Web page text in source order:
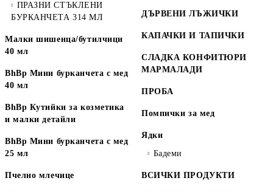
ПРАЗНИ СТЪКЛЕНИ
БУРКАНЧЕТА 314 МЛ
Малки шишенца/бутилчици
40 мл
BhBp Мини бурканчета с мед
40 мл
BhBp Кутийки за козметика
и малки детайли
BhBp Мини бурканчета с мед
25 мл
Пчелно млечице
ДЪРВЕНИ ЛЪЖИЧКИ
КАПАЧКИ И ТАПИЧКИ
СЛАДКА КОНФИТЮРИ
МАРМАЛАДИ
ПРОБА
Помпички за мед
Ядки
Бадеми
ВСИЧКИ ПРОДУКТИ